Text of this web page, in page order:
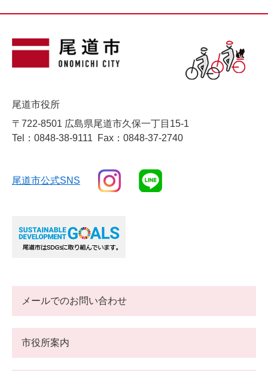
尾道市役所
〒722-8501 広島県尾道市久保一丁目15-1
Tel：0848-38-9111
Fax：0848-37-2740
尾道市公式SNS
メールでのお問い合わせ
市役所案内